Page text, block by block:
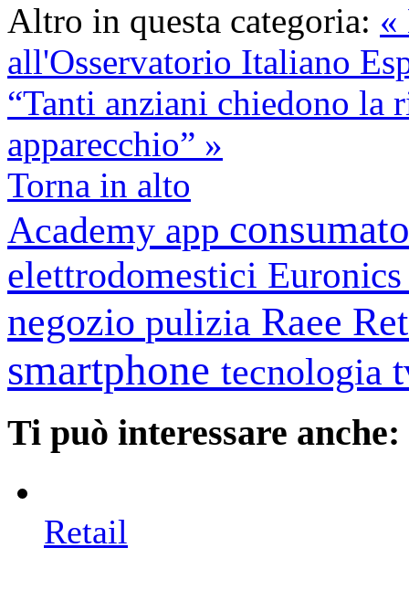
Altro in questa categoria: «
all'Osservatorio Italiano
“Tanti anziani chiedono la
apparecchio” »
Torna in alto
Academy app
elettrodomestici
negozio pulizia Raee
smartphone tecnologia
Ti può interessare anche:
Retail